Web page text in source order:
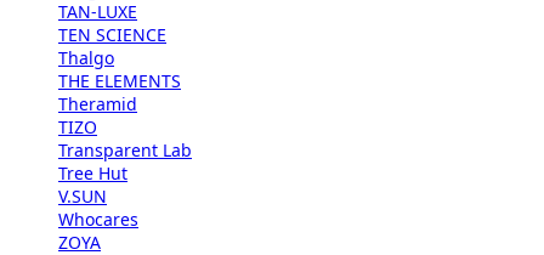
TAN-LUXE
TEN SCIENCE
Thalgo
THE ELEMENTS
Theramid
TIZO
Transparent Lab
Tree Hut
V.SUN
Whocares
ZOYA